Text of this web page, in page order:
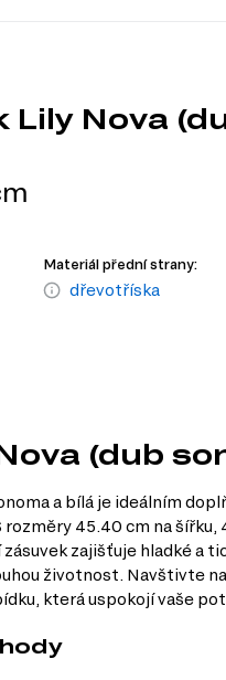
Nova
Materiál přední strany:
dřevotříska
(dub
a bílá je ideálním
45.40 cm na
zajišťuje hladké a
životnost. Navštivte
která uspokojí vaše